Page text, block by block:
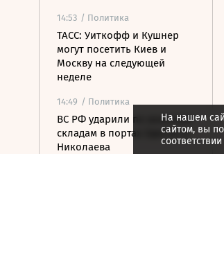
14:53 / Политика
ТАСС: Уиткофф и Кушнер
могут посетить Киев и
Москву на следующей
неделе
14:49 / Политика
ВС РФ ударили по военным
складам в портах Одессы и
Николаева
На нашем
сайтом, вы
соответствии